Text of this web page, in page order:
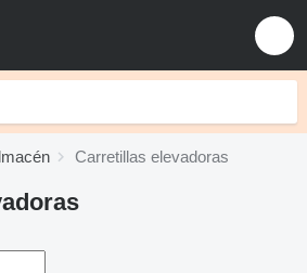
Carretillas elevadoras